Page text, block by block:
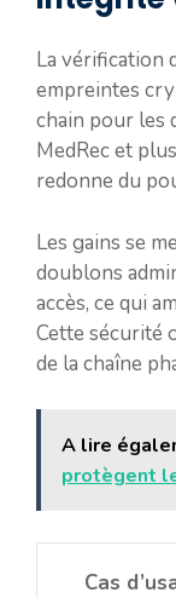
La vérification
empreintes
chain pour les
MedRec et
redonne du
Les gains se
doublons
accès, ce qui
Cette sécurité
de la chaîne
A lire
protègent
Cas